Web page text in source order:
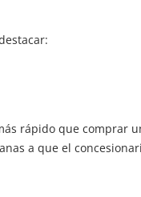
rápido que comprar
a que el